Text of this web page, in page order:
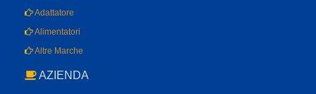
Adattatore
Alimentatori
Altre Marche
AZIENDA